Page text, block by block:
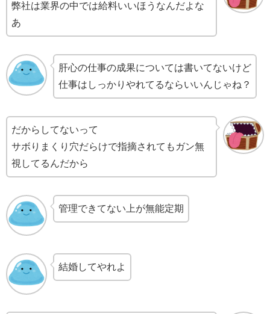
弊社は業界の中では給料いいほうなんだよな
あ
肝心の仕事の成果については書いてないけど
仕事はしっかりやれてるならいいんじゃね？
だからしてないって
サボりまくり穴だらけで指摘されてもガン無
視してるんだから
管理できてない上が無能定期
結婚してやれよ